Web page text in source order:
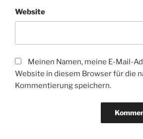
Website
Meinen Namen, meine E-Mail-
Website in diesem Browser für die
Kommentierung speichern.